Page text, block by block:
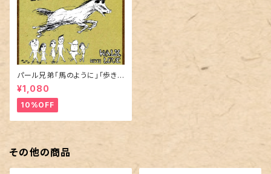
パール兄弟「馬のように」「歩きラ
ブ」
¥1,080
10%OFF
その他の商品